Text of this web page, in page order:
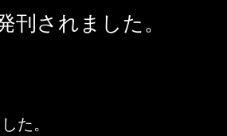
刊されました。
た。